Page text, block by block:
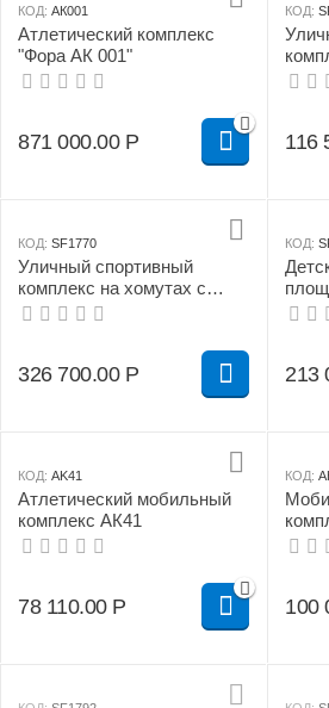
КОД: АК001
Атлетический комплекс
"Фора АК 001"
871 000.00 Р
КОД:
116
КОД: SF1770
Уличный спортивный
комплекс на хомутах с
качелями гнездо (108 мм)
326 700.00 Р
КОД:
213
КОД: AK41
Атлетический мобильный
комплекс АК41
78 110.00 Р
КОД:
АК38
100